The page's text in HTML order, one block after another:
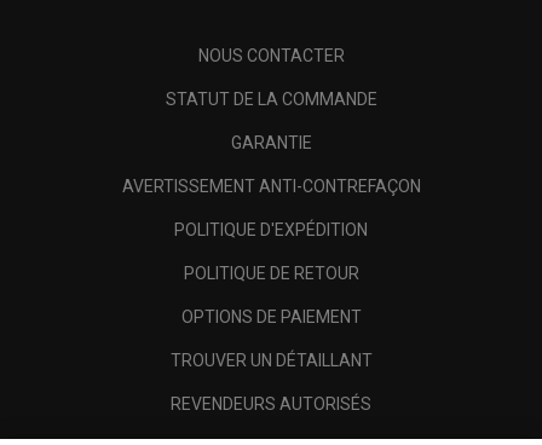
NOUS CONTACTER
STATUT DE LA COMMANDE
GARANTIE
AVERTISSEMENT ANTI-CONTREFAÇON
POLITIQUE D'EXPÉDITION
POLITIQUE DE RETOUR
OPTIONS DE PAIEMENT
TROUVER UN DÉTAILLANT
REVENDEURS AUTORISÉS